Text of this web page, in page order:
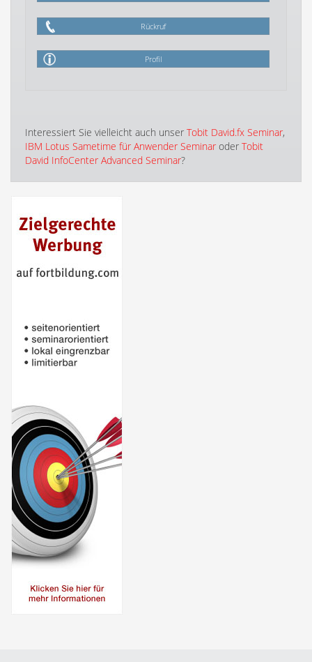
Rückruf
Profil
Interessiert Sie vielleicht auch unser Tobit David.fx Seminar,
IBM Lotus Sametime für Anwender Seminar oder Tobit
David InfoCenter Advanced Seminar?